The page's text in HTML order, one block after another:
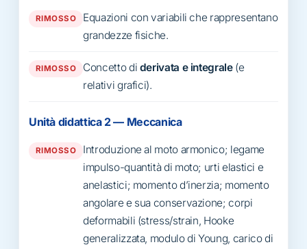
RIMOSSO
Equazioni con variabili che rappresentano
grandezze fisiche.
RIMOSSO Concetto di derivata e integrale(e
relativi grafici).
Unità didattica 2 — Meccanica
RIMOSSO
Introduzione al moto armonico; legame
impulso-quantità di moto; urti elastici e
anelastici; momento d’inerzia; momento
angolare e sua conservazione; corpi
deformabili (stress/strain, Hooke
generalizzata, modulo di Young, carico di